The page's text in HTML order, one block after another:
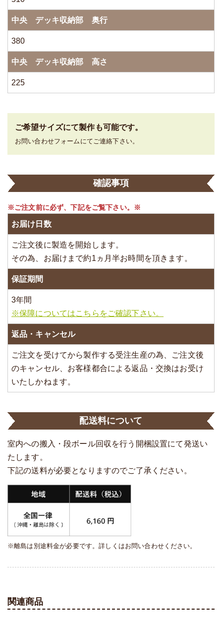
中央 デッキ収納部 奥行
380
中央 デッキ収納部 高さ
225
ご希望サイズにて製作も可能です。
お問い合わせフォームにてご連絡下さい。
確認事項
※ご注文前に必ず、下記をご覧下さい。※
お届け日数
ご注文後に製造を開始します。
その為、お届けまで約1ヵ月半お時間を頂きます。
保証期間
3年間
※保障についてはこちらをご確認下さい。
返品・キャンセル
ご注文を受けてから製作する受注生産の為、ご注文後
のキャンセル、お客様都合による返品・交換はお受け
いたしかねます。
配送料について
室内への搬入・段ボール回収を行う開梱設置にて発送い
たします。
下記の送料が必要となりますのでご了承ください。
※離島は別途料金が必要です。詳しくはお問い合わせください。
関連商品